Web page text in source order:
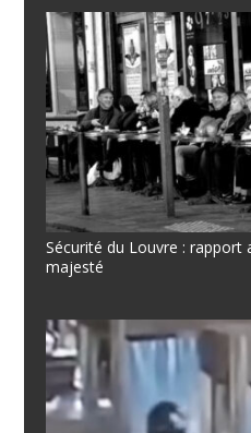
Sécurité du Louvre : rapport
majesté